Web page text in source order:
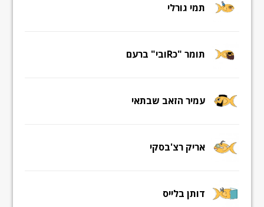
תמי גורלי
תומר "כRובי" ברעם
עמיר הזאב שבתאי
אריק רצ'בסקי
דותן בלייס